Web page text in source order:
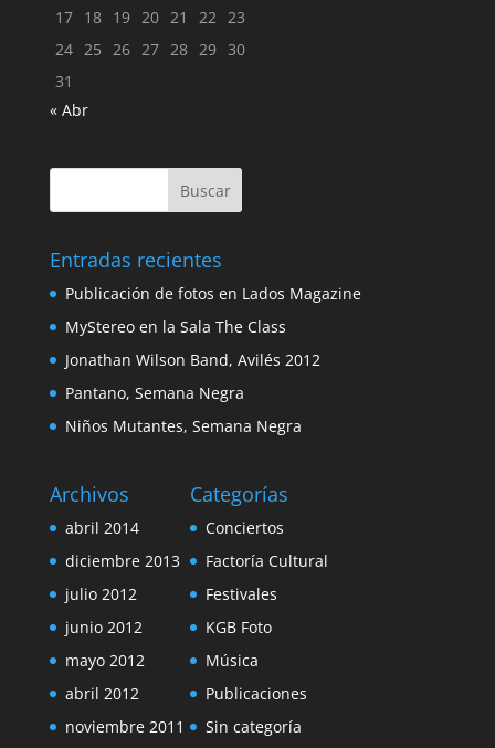
17 18 19 20 21 22 23
24 25 26 27 28 29 30
31
« Abr
Entradas recientes
Publicación de fotos en Lados Magazine
MyStereo en la Sala The Class
Jonathan Wilson Band, Avilés 2012
Pantano, Semana Negra
Niños Mutantes, Semana Negra
Archivos
abril 2014
diciembre 2013
julio 2012
junio 2012
mayo 2012
abril 2012
noviembre 2011
Categorías
Conciertos
Factoría Cultural
Festivales
KGB Foto
Música
Publicaciones
Sin categoría